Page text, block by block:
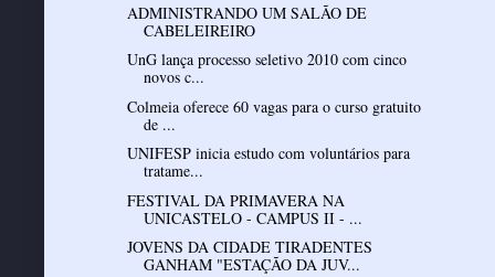
ADMINISTRANDO UM SALÃO DE
CABELEIREIRO
UnG lança processo seletivo 2010 com cinco
novos c...
Colmeia oferece 60 vagas para o curso gratuito
de ...
UNIFESP inicia estudo com voluntários para
tratame...
FESTIVAL DA PRIMAVERA NA
UNICASTELO - CAMPUS II - ...
JOVENS DA CIDADE TIRADENTES
GANHAM "ESTAÇÃO DA JUV...